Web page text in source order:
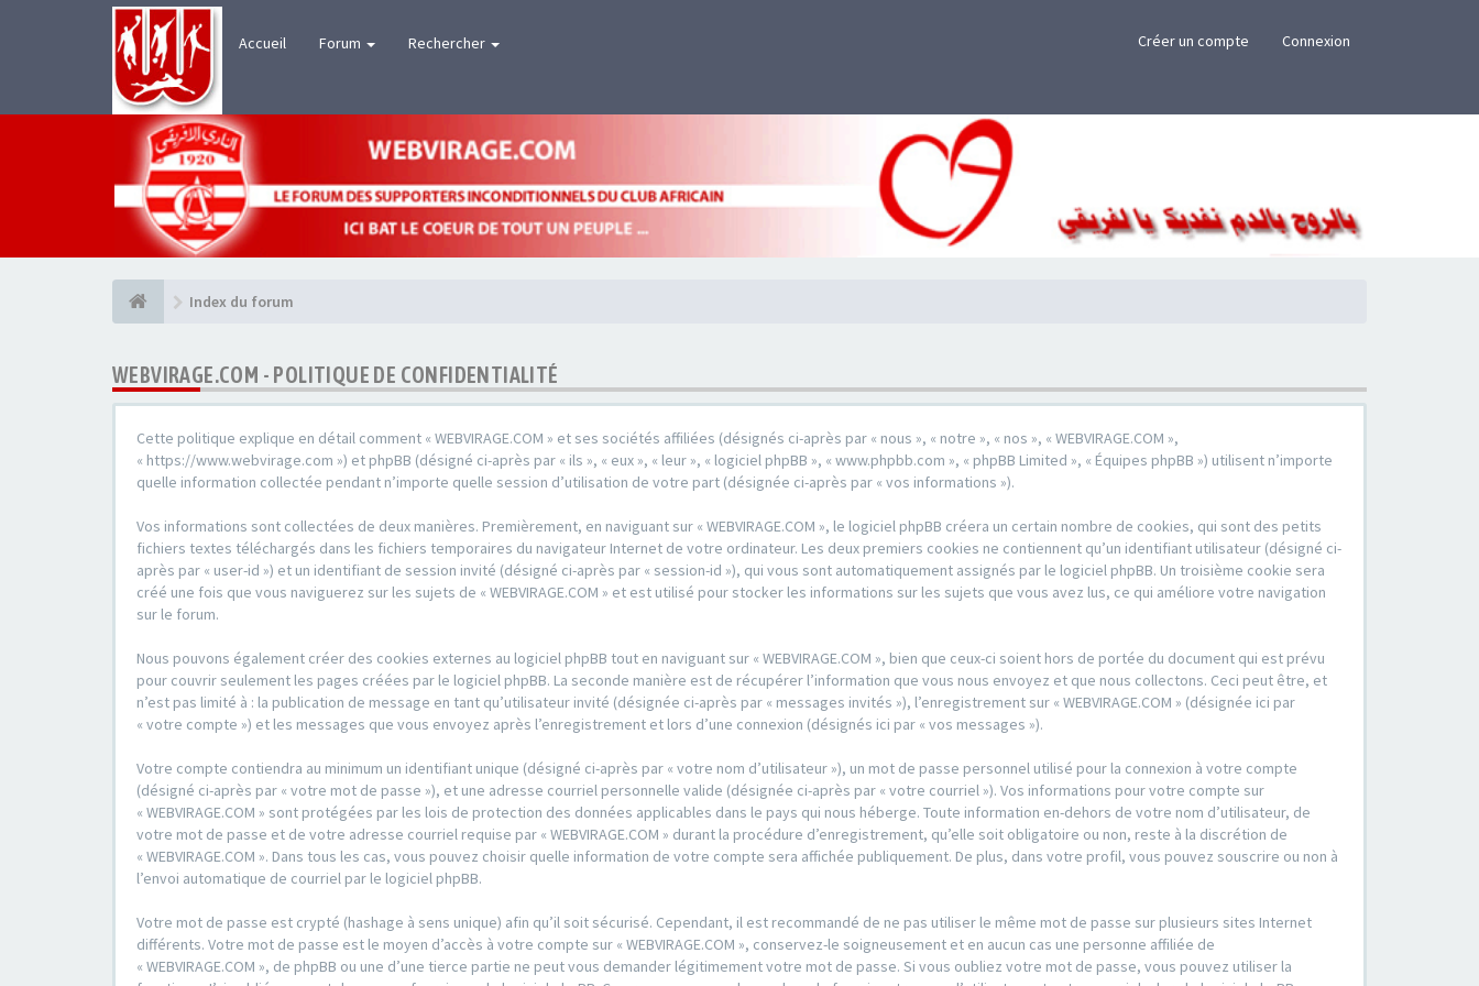
Accueil Forum Rechercher Créer un compte Connexion
Index du forum
WEBVIRAGE.COM - POLITIQUE DE CONFIDENTIALITÉ
Cette politique explique en détail comment « WEBVIRAGE.COM » et ses sociétés affiliées (désignés ci-après par « nous », « notre », « nos », « WEBVIRAGE.COM »,
« https://www.webvirage.com ») et phpBB (désigné ci-après par « ils », « eux », « leur », « logiciel phpBB », « www.phpbb.com », « phpBB Limited », « Équipes phpBB ») utilisent n’importe
quelle information collectée pendant n’importe quelle session d’utilisation de votre part (désignée ci-après par « vos informations »).
Vos informations sont collectées de deux manières. Premièrement, en naviguant sur « WEBVIRAGE.COM », le logiciel phpBB créera un certain nombre de cookies, qui sont des petits
fichiers textes téléchargés dans les fichiers temporaires du navigateur Internet de votre ordinateur. Les deux premiers cookies ne contiennent qu’un identifiant utilisateur (désigné ci-
après par « user-id ») et un identifiant de session invité (désigné ci-après par « session-id »), qui vous sont automatiquement assignés par le logiciel phpBB. Un troisième cookie sera
créé une fois que vous naviguerez sur les sujets de « WEBVIRAGE.COM » et est utilisé pour stocker les informations sur les sujets que vous avez lus, ce qui améliore votre navigation
sur le forum.
Nous pouvons également créer des cookies externes au logiciel phpBB tout en naviguant sur « WEBVIRAGE.COM », bien que ceux-ci soient hors de portée du document qui est prévu
pour couvrir seulement les pages créées par le logiciel phpBB. La seconde manière est de récupérer l’information que vous nous envoyez et que nous collectons. Ceci peut être, et
n’est pas limité à : la publication de message en tant qu’utilisateur invité (désignée ci-après par « messages invités »), l’enregistrement sur « WEBVIRAGE.COM » (désignée ici par
« votre compte ») et les messages que vous envoyez après l’enregistrement et lors d’une connexion (désignés ici par « vos messages »).
Votre compte contiendra au minimum un identifiant unique (désigné ci-après par « votre nom d’utilisateur »), un mot de passe personnel utilisé pour la connexion à votre compte
(désigné ci-après par « votre mot de passe »), et une adresse courriel personnelle valide (désignée ci-après par « votre courriel »). Vos informations pour votre compte sur
« WEBVIRAGE.COM » sont protégées par les lois de protection des données applicables dans le pays qui nous héberge. Toute information en-dehors de votre nom d’utilisateur, de
votre mot de passe et de votre adresse courriel requise par « WEBVIRAGE.COM » durant la procédure d’enregistrement, qu’elle soit obligatoire ou non, reste à la discrétion de
« WEBVIRAGE.COM ». Dans tous les cas, vous pouvez choisir quelle information de votre compte sera affichée publiquement. De plus, dans votre profil, vous pouvez souscrire ou non à
l’envoi automatique de courriel par le logiciel phpBB.
Votre mot de passe est crypté (hashage à sens unique) afin qu’il soit sécurisé. Cependant, il est recommandé de ne pas utiliser le même mot de passe sur plusieurs sites Internet
différents. Votre mot de passe est le moyen d’accès à votre compte sur « WEBVIRAGE.COM », conservez-le soigneusement et en aucun cas une personne affiliée de
« WEBVIRAGE.COM », de phpBB ou une d’une tierce partie ne peut vous demander légitimement votre mot de passe. Si vous oubliez votre mot de passe, vous pouvez utiliser la